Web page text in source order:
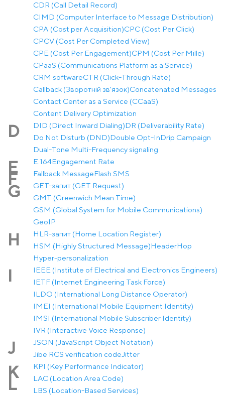
CDR (Call Detail Record)
CIMD (Computer Interface to Message Distribution)
CPA (Cost per Acquisition)CPC (Cost Per Click)
CPCV (Cost Per Completed View)
CPE (Cost Per Engagement)CPM (Cost Per Mille)
CPaaS (Communications Platform as a Service)
CRM softwareCTR (Click-Through Rate)
Callback (Зворотній зв'язок)Concatenated Messages
Contact Center as a Service (CCaaS)
Content Delivery Optimization
D DID (Direct Inward Dialing)DR (Deliverability Rate)
Do Not Disturb (DND)Double Opt-InDrip Campaign
Dual-Tone Multi-Frequency signaling
E E.164Engagement Rate
F Fallback MessageFlash SMS
G
GET-запит (GET Request)
GMT (Greenwich Mean Time)
GSM (Global System for Mobile Communications)
GeoIP
H
HLR-запит (Home Location Register)
HSM (Highly Structured Message)HeaderHop
Hyper-personalization
I
IEEE (Institute of Electrical and Electronics Engineers)
IETF (Internet Engineering Task Force)
ILDO (International Long Distance Operator)
IMEI (International Mobile Equipment Identity)
IMSI (International Mobile Subscriber Identity)
IVR (Interactive Voice Response)
J
JSON (JavaScript Object Notation)
Jibe RCS verification codeJitter
K KPI (Key Performance Indicator)
L
LAC (Location Area Code)
LBS (Location-Based Services)